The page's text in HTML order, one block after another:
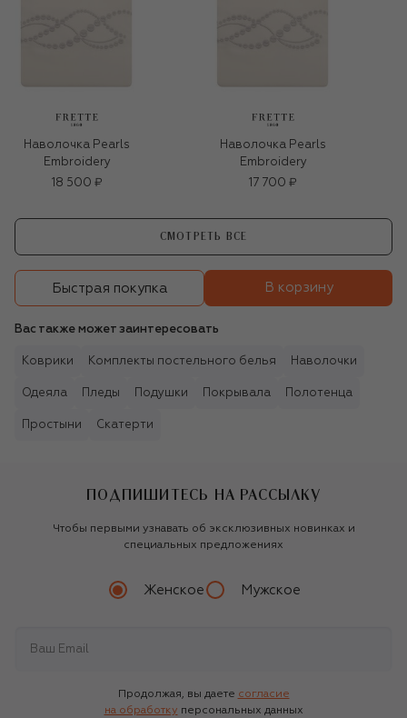
Наволочка Pearls
Embroidery
18 500 ₽
Наволочка Pearls
Embroidery
17 700 ₽
СМОТРЕТЬ ВСЕ
Быстрая покупка В корзину
Вас также может заинтересовать
Коврики Комплекты постельного белья Наволочки
Одеяла Пледы Подушки Покрывала Полотенца
Простыни Скатерти
ПОДПИШИТЕСЬ НА РАССЫЛКУ
Чтобы первыми узнавать об эксклюзивных новинках и
специальных предложениях
Женское Мужское
Продолжая, вы даете согласие
на обработку персональных данных